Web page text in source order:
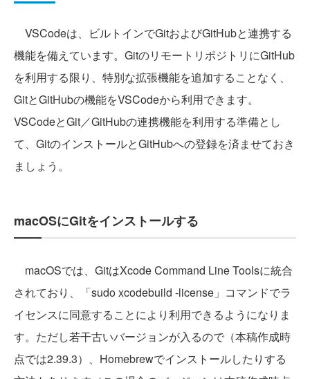
VSCodeは、ビルトインでGitおよびGitHubと連携する
機能を備えています。GitのリモートリポジトリにGitHub
を利用する限り、特別な拡張機能を追加することなく、
GitとGitHubの機能をVSCodeから利用できます。
VSCodeとGit／GitHubの連携機能を利用する準備とし
て、GitのインストールとGitHubへの登録を済ませておき
ましょう。
macOSにGitをインストールする
macOSでは、GitはXcode Command Line Toolsに統合
されており、「sudo xcodebuild -license」コマンドでラ
イセンスに同意することにより利用できるようになりま
す。ただし若干古いバージョンが入るので（本稿作成時
点では2.39.3）、Homebrewでインストールしたりする